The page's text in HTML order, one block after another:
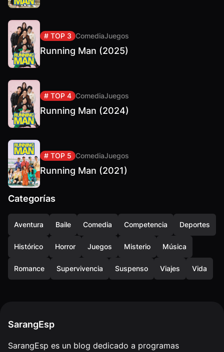
# TOP 3 ComediaJuegos
Running Man (2025)
# TOP 4 ComediaJuegos
Running Man (2024)
# TOP 5 ComediaJuegos
Running Man (2021)
Categorías
Aventura Baile Comedia Competencia Deportes
Histórico Horror Juegos Misterio Música
Romance Supervivencia Suspenso Viajes Vida
SarangEsp
SarangEsp es un blog dedicado a programas